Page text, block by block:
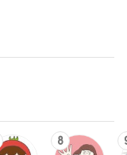
8